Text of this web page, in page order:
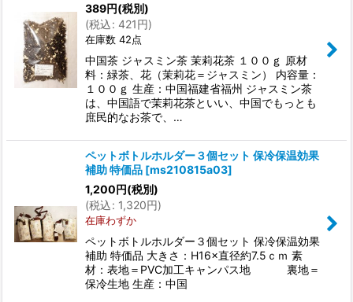
389円(税別)
(税込: 421円)
在庫数 42点
中国茶 ジャスミン茶 茉莉花茶 １００ｇ 原材
料：緑茶、花（茉莉花＝ジャスミン） 内容量：
１００ｇ 生産：中国福建省福州 ジャスミン茶
は、中国語で茉莉花茶といい、中国でもっとも
庶民的なお茶で、…
ペットボトルホルダー３個セット 保冷保温効果
補助 特価品 [ms210815a03]
1,200円(税別)
(税込: 1,320円)
在庫わずか
ペットボトルホルダー３個セット 保冷保温効果
補助 特価品 大きさ：H16×直径約7.5ｃｍ 素
材：表地＝PVC加工キャンパス地 裏地＝
保冷生地 生産：中国